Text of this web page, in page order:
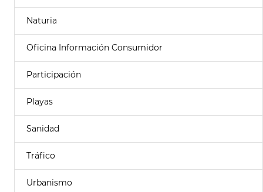
Naturia
Oficina Información Consumidor
Participación
Playas
Sanidad
Tráfico
Urbanismo